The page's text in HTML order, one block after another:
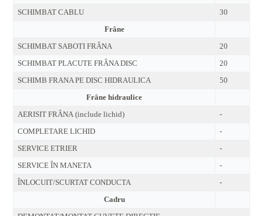
SCHIMBAT CABLU
30
Frâne
SCHIMBAT SABOTI FRÂNA
20
SCHIMBAT PLACUTE FRÂNA DISC
20
SCHIMB FRANA PE DISC HIDRAULICA
50
Frâne hidraulice
AERISIT FRÂNA (include lichid)
-
COMPLETARE LICHID
-
SERVICE ETRIER
-
SERVICE ÎN MANETA
-
ÎNLOCUIT/SCURTAT CONDUCTA
-
Cadru